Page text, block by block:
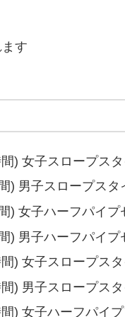
す
) 女子スロープス
) 男子スロープス
) 女子ハーフパイプ
) 男子ハーフパイプ
) 女子スロープス
) 男子スロープス
) 女子ハーフパイ